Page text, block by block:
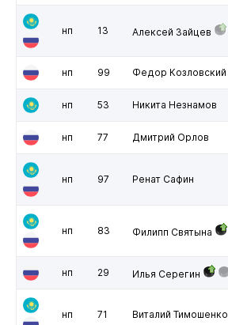
нп 13 Алексей Зайцев
нп 99 Федор Козловский
нп 53 Никита Незнамов
нп 77 Дмитрий Орлов
нп 97 Ренат Сафин
нп 83 Филипп Святына
нп 29 Илья Серегин
нп 71 Виталий Тимошенко